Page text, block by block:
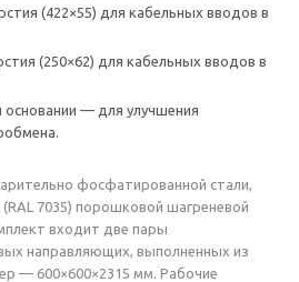
(422×55) для кабельных вводов в
(250×62) для кабельных вводов в
— для улучшения
фосфатированной стали,
7035) порошковой шагреневой
входит две пары
направляющих, выполненных из
— 600×600×2315 мм. Рабочие